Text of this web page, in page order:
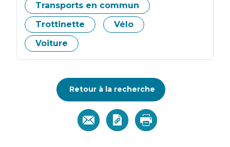
Transports en commun
Trottinette
Vélo
Voiture
Retour à la recherche